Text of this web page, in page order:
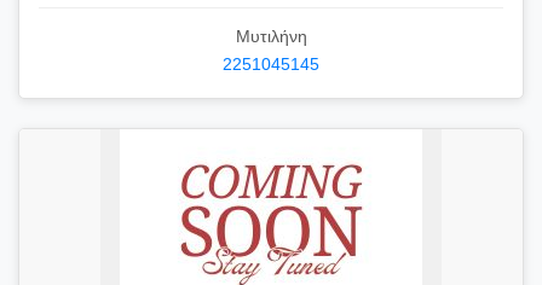
Μυτιλήνη
2251045145